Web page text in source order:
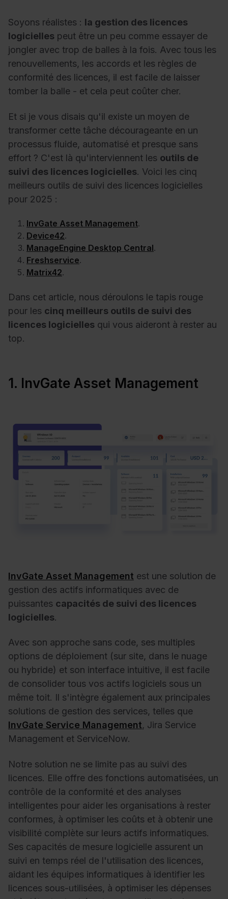
Soyons réalistes : la gestion des licences
logicielles peut être un peu comme essayer de
jongler avec trop de balles à la fois. Avec tous les
renouvellements, les accords et les règles de
conformité des licences, il est facile de laisser
tomber la balle - et cela peut coûter cher.
Et si je vous disais qu'il existe un moyen de
transformer cette tâche décourageante en un
processus fluide, automatisé et presque sans
effort ? C'est là qu'interviennent les outils de
suivi des licences logicielles. Voici les cinq
meilleurs outils de suivi des licences logicielles
pour 2025 :
InvGate Asset Management.
Device42.
ManageEngine Desktop Central.
Freshservice.
Matrix42.
Dans cet article, nous déroulons le tapis rouge
pour les cinq meilleurs outils de suivi des
licences logicielles qui vous aideront à rester au
top.
1. InvGate Asset Management
InvGate Asset Management est une solution de
gestion des actifs informatiques avec de
puissantes capacités de suivi des licences
logicielles.
Avec son approche sans code, ses multiples
options de déploiement (sur site, dans le nuage
ou hybride) et son interface intuitive, il est facile
de consolider tous vos actifs logiciels sous un
même toit. Il s'intègre également aux principales
solutions de gestion des services, telles que
InvGate Service Management, Jira Service
Management et ServiceNow.
Notre solution ne se limite pas au suivi des
licences. Elle offre des fonctions automatisées, un
contrôle de la conformité et des analyses
intelligentes pour aider les organisations à rester
conformes, à optimiser les coûts et à obtenir une
visibilité complète sur leurs actifs informatiques.
Ses capacités de mesure logicielle assurent un
suivi en temps réel de l'utilisation des licences,
aidant les équipes informatiques à identifier les
licences sous-utilisées, à optimiser les dépenses